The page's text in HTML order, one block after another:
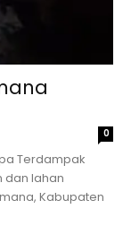
0
Terdampak
dan lahan
Kabupaten